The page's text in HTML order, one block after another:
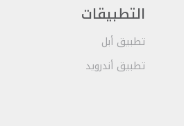
التطبيقات
تطبيق أبل
تطبيق أندرويد